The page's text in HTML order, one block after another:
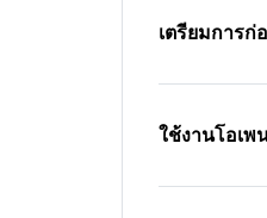
เตรียมการ
ใช้งานโอเพ